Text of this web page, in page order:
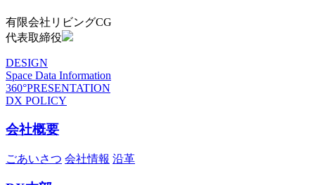
有限会社リビングCG
代表取締役
DESIGN
Space Data Information
360°PRESENTATION
DX POLICY
会社概要
ごあいさつ 会社情報 沿革